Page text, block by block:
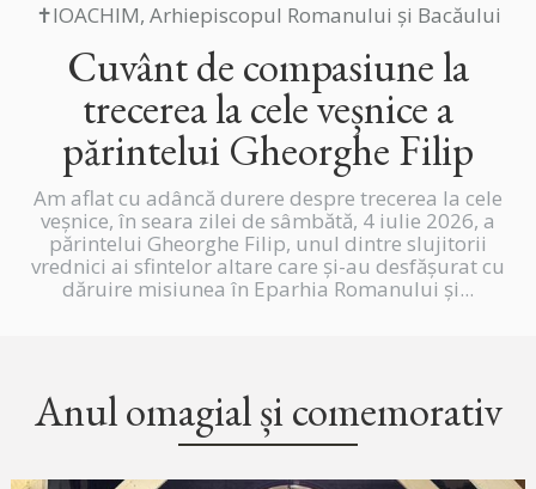
✝IOACHIM, Arhiepiscopul Romanului și Bacăului
Cuvânt de compasiune la
trecerea la cele veșnice a
părintelui Gheorghe Filip
Am aflat cu adâncă durere despre trecerea la cele
veșnice, în seara zilei de sâmbătă, 4 iulie 2026, a
părintelui Gheorghe Filip, unul dintre slujitorii
vrednici ai sfintelor altare care și-au desfășurat cu
dăruire misiunea în Eparhia Romanului și...
Anul omagial și comemorativ